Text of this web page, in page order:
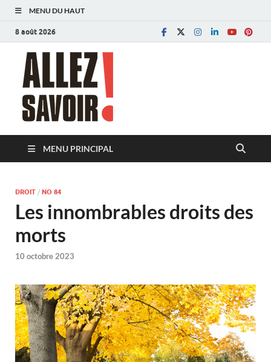
MENU DU HAUT
8 août 2026
MENU PRINCIPAL
DROIT / NO 84
Les innombrables droits des
morts
10 octobre 2023